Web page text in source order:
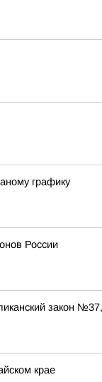
графику
России
закон
крае